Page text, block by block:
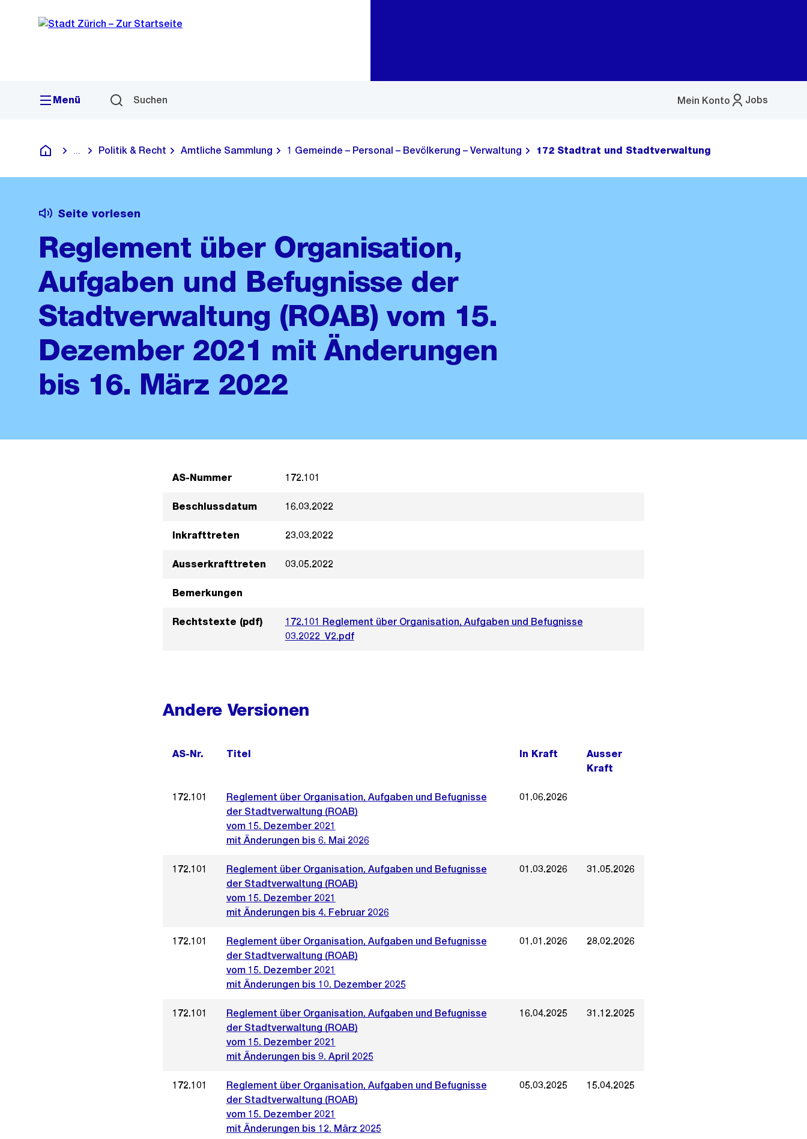
Navigation
Sprunglink
Menü Suchen Jobs
Mein Konto
Menü
Deutsch
Blende alle Breadcrumbs ein
Politik & Recht Amtliche Sammlung 1 Gemeinde – Personal – Bevölkerung – Verwaltung 172 Stadtrat und Stadtverwaltung
Seite vorlesen
Reglement über Organisation,
Aufgaben und Befugnisse der
Stadtverwaltung (ROAB) vom 15.
Dezember 2021 mit Änderungen
bis 16. März 2022
AS-Nummer 172.101
Beschlussdatum 16.03.2022
Inkrafttreten 23.03.2022
Ausserkrafttreten 03.05.2022
Bemerkungen
Rechtstexte (pdf)
172.101 Reglement über Organisation, Aufgaben und Befugnisse
03.2022_V2.pdf
Andere Versionen
AS-Nr. Titel In Kraft
Ausser
Kraft
172.101
Reglement über Organisation, Aufgaben und Befugnisse
der Stadtverwaltung (ROAB)
vom 15. Dezember 2021
mit Änderungen bis 6. Mai 2026
01.06.2026
172.101
Reglement über Organisation, Aufgaben und Befugnisse
der Stadtverwaltung (ROAB)
vom 15. Dezember 2021
mit Änderungen bis 4. Februar 2026
01.03.2026 31.05.2026
172.101
Reglement über Organisation, Aufgaben und Befugnisse
der Stadtverwaltung (ROAB)
vom 15. Dezember 2021
mit Änderungen bis 10. Dezember 2025
01.01.2026 28.02.2026
172.101
Reglement über Organisation, Aufgaben und Befugnisse
der Stadtverwaltung (ROAB)
vom 15. Dezember 2021
mit Änderungen bis 9. April 2025
16.04.2025 31.12.2025
172.101
Reglement über Organisation, Aufgaben und Befugnisse
der Stadtverwaltung (ROAB)
vom 15. Dezember 2021
mit Änderungen bis 12. März 2025
05.03.2025 15.04.2025